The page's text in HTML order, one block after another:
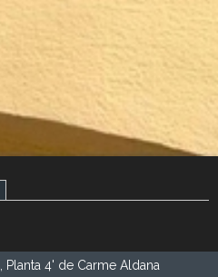
Planta 4' de Carme Aldana